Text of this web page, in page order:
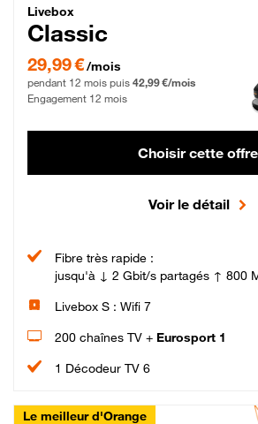
Livebox Classic Fibre
Livebox
Classic
29,99 € par mois pendant 12 mois puis 42,99 €
29,99 €/mois
pendant 12 mois puis 42,99 €/mois
Engagement 12 mois
Choisir cette offre
Voir le détail
Fibre très rapide :
jusqu'à ↓ 2 Gbit/s partagés ↑ 800
Livebox S : Wifi 7
200 chaînes TV + Eurosport 1
1 Décodeur TV 6
Le meilleur d'Orange